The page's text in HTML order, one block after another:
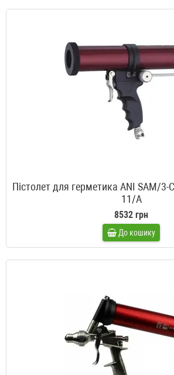
Пістолет для герметика ANI SAM/3-
11/A
8532 грн
До кошику